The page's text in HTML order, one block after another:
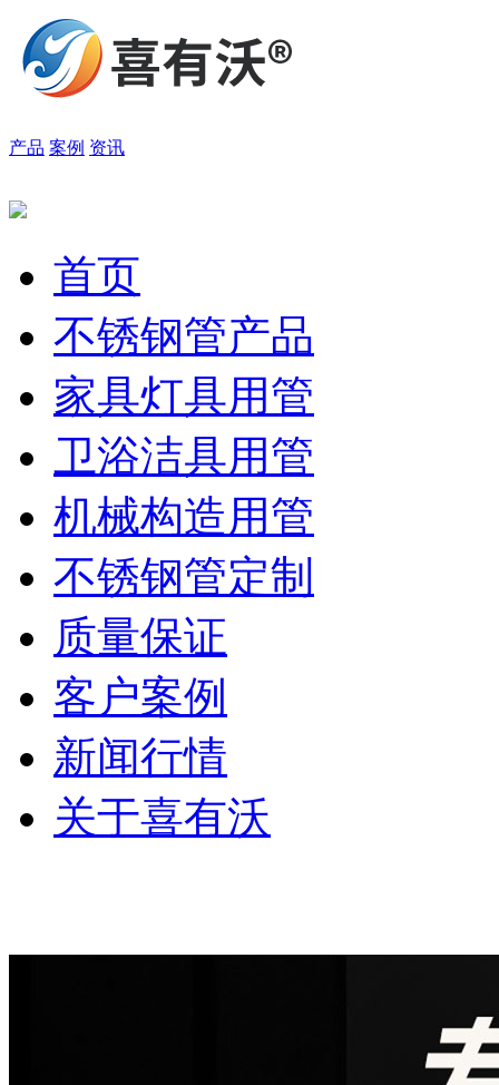
产品 案例 资讯
首页
不锈钢管产品
家具灯具用管
卫浴洁具用管
机械构造用管
不锈钢管定制
质量保证
客户案例
新闻行情
关于喜有沃